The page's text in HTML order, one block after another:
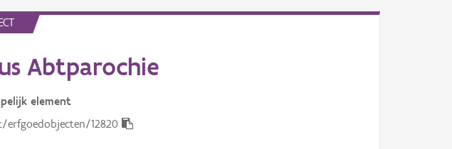
Abtparochie
element
12820